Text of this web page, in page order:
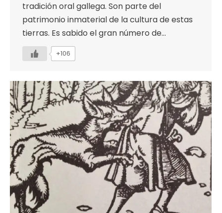
tradición oral gallega. Son parte del
patrimonio inmaterial de la cultura de estas
tierras. Es sabido el gran número de…
+106